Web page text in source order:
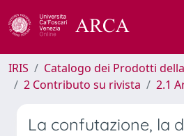
IRIS
Catalogo dei Prodotti
2 Contributo su rivista
2.1
La confutazione, la